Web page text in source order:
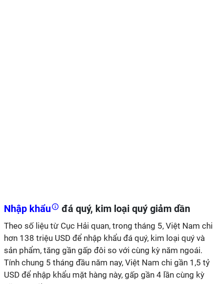
Nhập khẩu đá quý, kim loại quý giảm dần
Theo số liệu từ Cục Hải quan, trong tháng 5, Việt Nam chi
hơn 138 triệu USD để nhập khẩu đá quý, kim loại quý và
sản phẩm, tăng gần gấp đôi so với cùng kỳ năm ngoái.
Tính chung 5 tháng đầu năm nay, Việt Nam chi gần 1,5 tỷ
USD để nhập khẩu mặt hàng này, gấp gần 4 lần cùng kỳ